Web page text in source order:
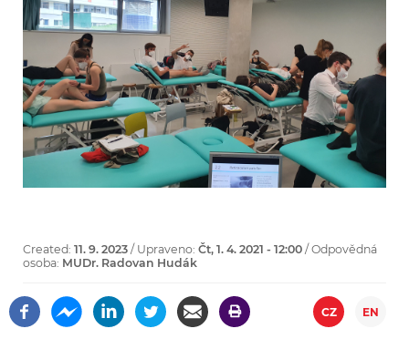
Created: 11. 9. 2023 / Upraveno: Čt, 1. 4. 2021 - 12:00 / Odpovědná
osoba: MUDr. Radovan Hudák
CZ EN